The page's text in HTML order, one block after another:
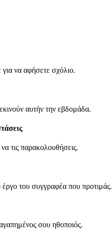
να αφήσετε σχόλιο.
αυτήν την εβδομάδα.
τις παρακολουθήσεις.
του συγγραφέα που προτιμάς.
σου ηθοποιός.